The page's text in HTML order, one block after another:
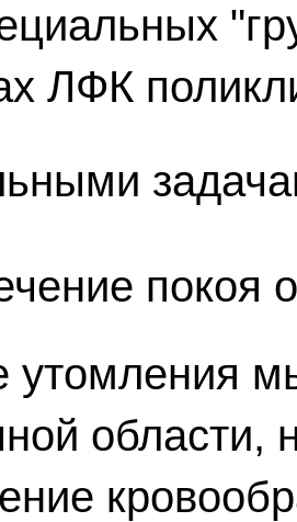
ЛФК
покоя
утомления
области,